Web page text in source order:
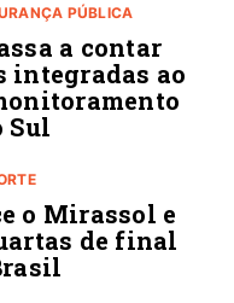
PÚBLICA
a contar
integradas ao
Sul
o Mirassol e
de final